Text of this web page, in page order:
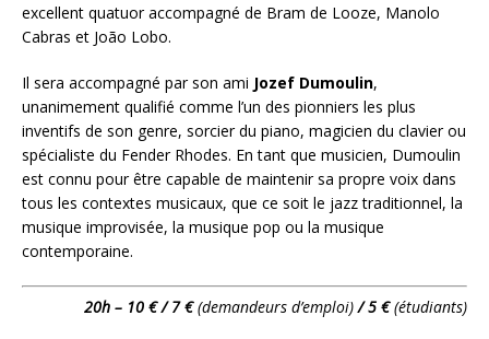
excellent quatuor accompagné de Bram de Looze, Manolo
Cabras et João Lobo.
Il sera accompagné par son ami Jozef Dumoulin,
unanimement qualifié comme l’un des pionniers les plus
inventifs de son genre, sorcier du piano, magicien du clavier ou
spécialiste du Fender Rhodes. En tant que musicien, Dumoulin
est connu pour être capable de maintenir sa propre voix dans
tous les contextes musicaux, que ce soit le jazz traditionnel, la
musique improvisée, la musique pop ou la musique
contemporaine.
20h – 10 € / 7 €(demandeurs d’emploi) / 5 €(étudiants)